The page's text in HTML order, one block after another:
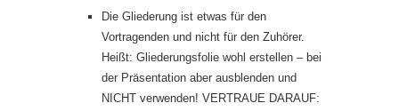
Die Gliederung ist etwas für den
Vortragenden und nicht für den Zuhörer.
Heißt: Gliederungsfolie wohl erstellen – bei
der Präsentation aber ausblenden und
NICHT verwenden! VERTRAUE DARAUF: